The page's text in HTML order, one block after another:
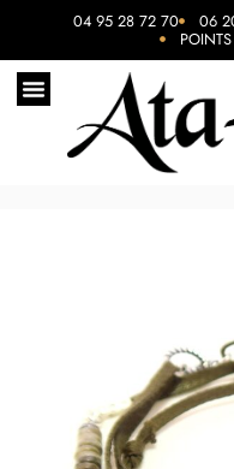
04 95 28 72 70 06